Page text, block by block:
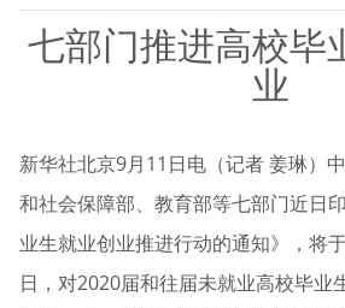
七部门推进高校毕
业
来源
新华社北京9月11日电（记者 姜琳）
和社会保障部、教育部等七部门近日
业生就业创业推进行动的通知》，将
日，对2020届和往届未就业高校毕业